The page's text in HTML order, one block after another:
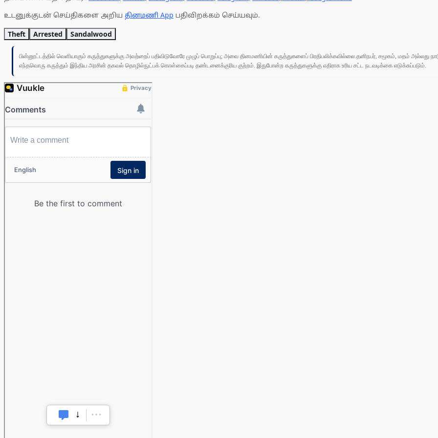
உடனுக்குடன் செய்திகளை அறிய தினமணி App பதிவிறக்கம் செய்யவும்.
Theft Arrested Sandalwood
பின்னூட்டத்தில் வெளியாகும் கருத்துகளுக்கு அவற்றைப் பதிவிடுவோரே முழுப் பொறுப்பு; அவை தினமணியின் கருத்துகளைப் பிரதிபலிக்கவில்லை.தனிநபர், சமூகம், மதம் அல்லது
எந்தவொரு கருத்தும் இந்திய அரசின் தகவல் தொழில்நுட்பக் கொள்கைப்படி தண்டனைக்குரிய குற்றம். இதுபோன்ற கருத்துகளுக்கு எதிராக உரிய சட்ட நடவடிக்கை எடுக்கப்படும்.